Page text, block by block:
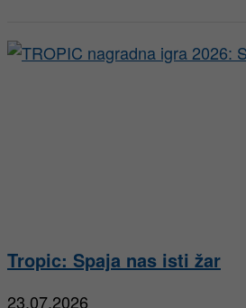
Tropic: Spaja nas isti žar
23.07.2026